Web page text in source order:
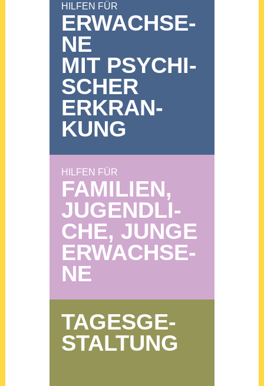
HIL­FEN FÜR
ERWACH­SE­
NE
MIT PSY­CHI­
SCHER
ERKRAN­
KUNG
HIL­FEN FÜR
FAMI­LI­EN,
JUGEND­LI­
CHE, JUN­GE
ERWACH­SE­
NE
TAGES­GE­
STAL­TUNG